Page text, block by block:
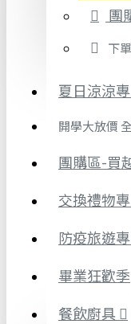
團
下
夏日涼涼
開學大放價
團購區-買
交換禮物
防疫旅遊
畢業狂歡季
餐飲廚具